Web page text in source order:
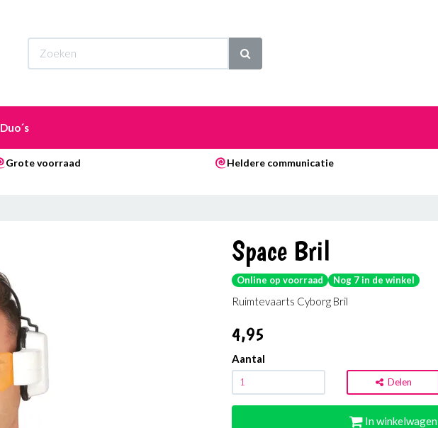
Duo´s
Grote voorraad Heldere communicatie
Space Bril
Online op voorraad Nog 7 in de winkel
Ruimtevaarts Cyborg Bril
4,95
Aantal
Delen
In winkelwagen